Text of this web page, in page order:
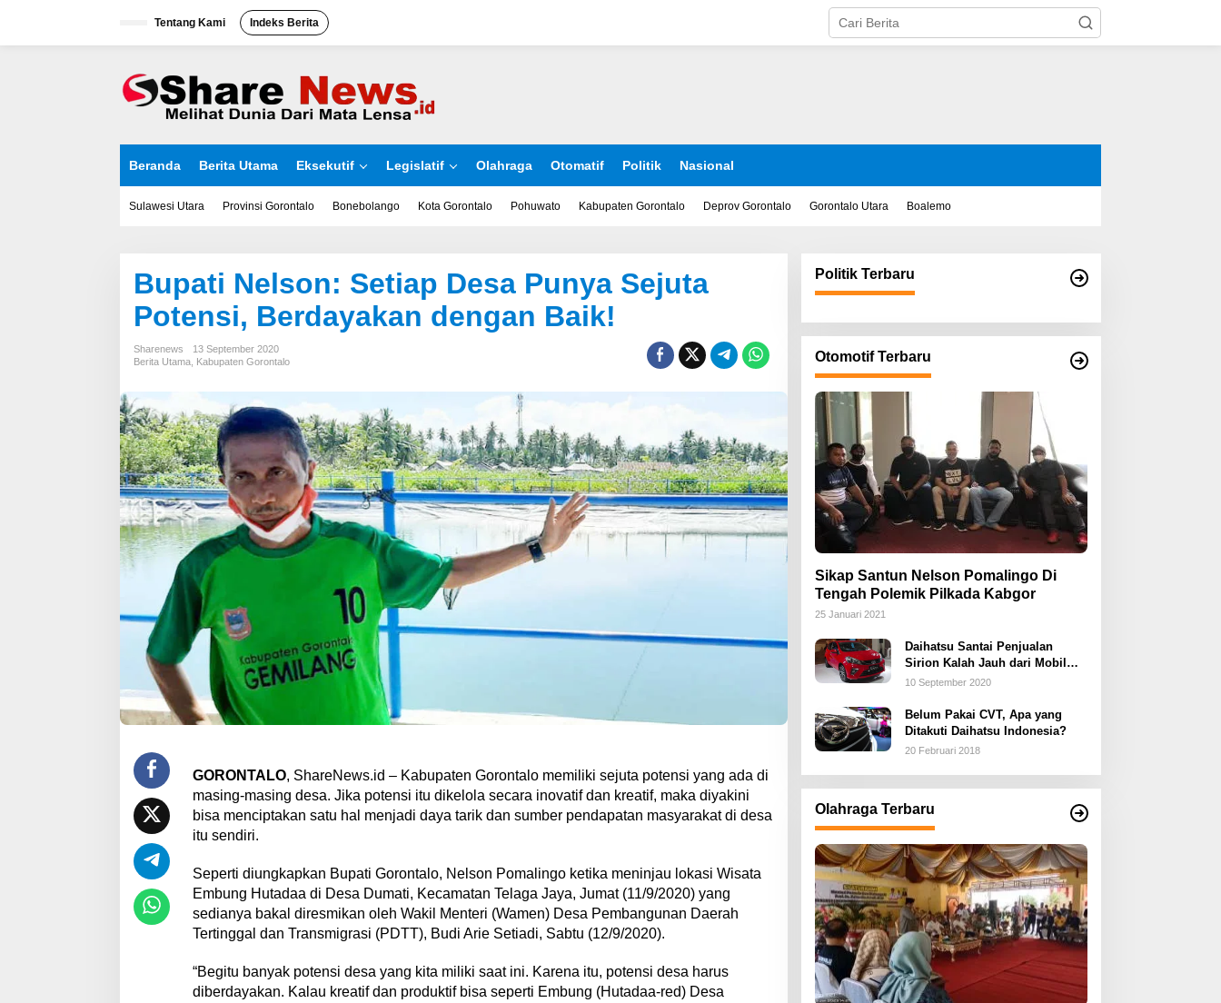
Tentang Kami Indeks Berita
Beranda Berita Utama Eksekutif Legislatif Olahraga Otomatif Politik Nasional
Sulawesi Utara Provinsi Gorontalo Bonebolango Kota Gorontalo Pohuwato Kabupaten Gorontalo Deprov Gorontalo Gorontalo Utara Boalemo
Bupati Nelson: Setiap Desa Punya Sejuta
Potensi, Berdayakan dengan Baik!
Sharenews
13 September 2020
Berita Utama Kabupaten Gorontalo
GORONTALO, ShareNews.id – Kabupaten Gorontalo memiliki sejuta potensi yang ada di
masing-masing desa. Jika potensi itu dikelola secara inovatif dan kreatif, maka diyakini
bisa menciptakan satu hal menjadi daya tarik dan sumber pendapatan masyarakat di desa
itu sendiri.
Seperti diungkapkan Bupati Gorontalo, Nelson Pomalingo ketika meninjau lokasi Wisata
Embung Hutadaa di Desa Dumati, Kecamatan Telaga Jaya, Jumat (11/9/2020) yang
sedianya bakal diresmikan oleh Wakil Menteri (Wamen) Desa Pembangunan Daerah
Tertinggal dan Transmigrasi (PDTT), Budi Arie Setiadi, Sabtu (12/9/2020).
“Begitu banyak potensi desa yang kita miliki saat ini. Karena itu, potensi desa harus
diberdayakan. Kalau kreatif dan produktif bisa seperti Embung (Hutadaa-red) Desa
Politik Terbaru
Otomotif Terbaru
Sikap Santun Nelson Pomalingo Di
Tengah Polemik Pilkada Kabgor
25 Januari 2021
Daihatsu Santai Penjualan
Sirion Kalah Jauh dari Mobil
LCGC
10 September 2020
Belum Pakai CVT, Apa yang
Ditakuti Daihatsu Indonesia?
20 Februari 2018
Olahraga Terbaru